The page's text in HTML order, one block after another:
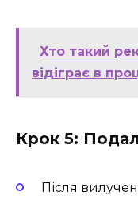
Хто такий
відіграє в
Крок 5:
Після